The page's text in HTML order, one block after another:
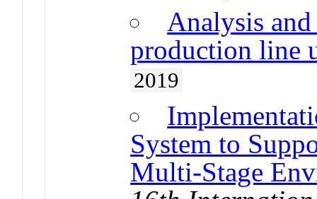
Analysis
production line
2019
System to
Multi-Stage